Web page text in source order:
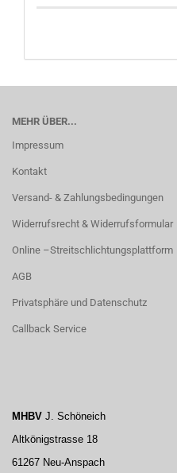
MEHR ÜBER...
Impressum
Kontakt
Versand- & Zahlungsbedingungen
Widerrufsrecht & Widerrufsformular
Online –Streitschlichtungsplattform
AGB
Privatsphäre und Datenschutz
Callback Service
MHBV J. Schöneich
Altkönigstrasse 18
61267 Neu-Anspach